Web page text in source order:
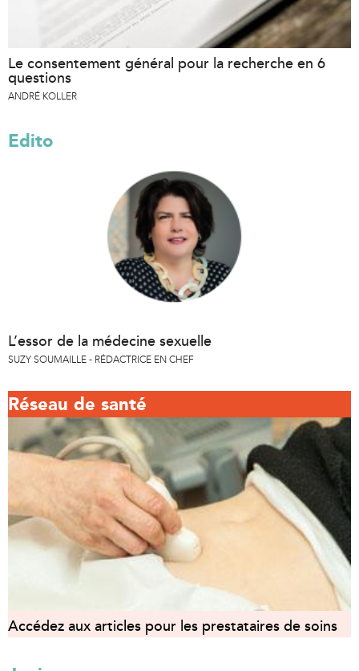
Le consentement général pour la recherche en 6
questions
ANDRÉ KOLLER
Edito
L’essor de la médecine sexuelle
SUZY SOUMAILLE - RÉDACTRICE EN CHEF
Réseau de santé
Accédez aux articles pour les prestataires de soins